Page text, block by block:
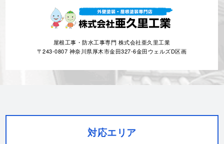
屋根工事・防水工事専門 株式会社亜久里工業
〒243-0807 神奈川県厚木市金田327-6金田ウェルズD区画
対応エリア